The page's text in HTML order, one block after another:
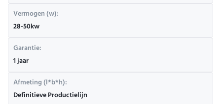
Vermogen (w):
28-50kw
Garantie:
1 jaar
Afmeting (l*b*h):
Definitieve Productielijn